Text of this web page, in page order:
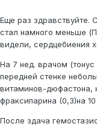
Еще раз здравствуйте.
стал намного меньше
видели, сердцебиения
На 7 нед. врачом
передней стенке
витаминов-дюфастона,
фраксипарина (0,3)на
После здача